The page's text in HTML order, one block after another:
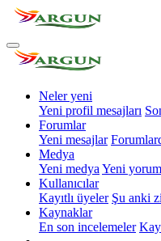
Neler yeni
Yeni profil mesajları
Forumlar
Yeni mesajlar
Medya
Yeni medya Yeni
Kullanıcılar
Kayıtlı üyeler Şu anki
Kaynaklar
En son incelemeler